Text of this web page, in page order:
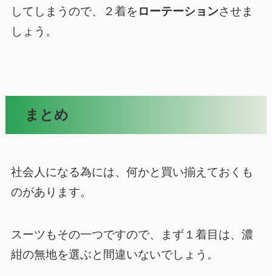
してしまうので、２着を ローテーションさせま
しょう。
まとめ
社会人になる為には、何かと買い揃えておくも
のがあります。
スーツもその一つですので、まず１着目は、濃
紺の無地を選ぶと間違いないでしょう。